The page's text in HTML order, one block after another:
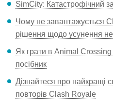
SimCity: Катастрофічний
Чому не завантажується
рішення щодо усунення
Як грати в Animal
посібник
Дізнайтеся про найкращі
повторів Clash Royale